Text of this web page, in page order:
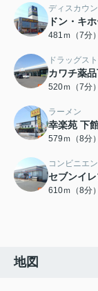
ディスカウ
ドン・キ
481ｍ（7分）
ドラッグス
カワチ薬
520ｍ（7分）
ラーメン
幸楽苑 下
579ｍ（8分）
コンビニエ
セブンイ
610ｍ（8分）
地図